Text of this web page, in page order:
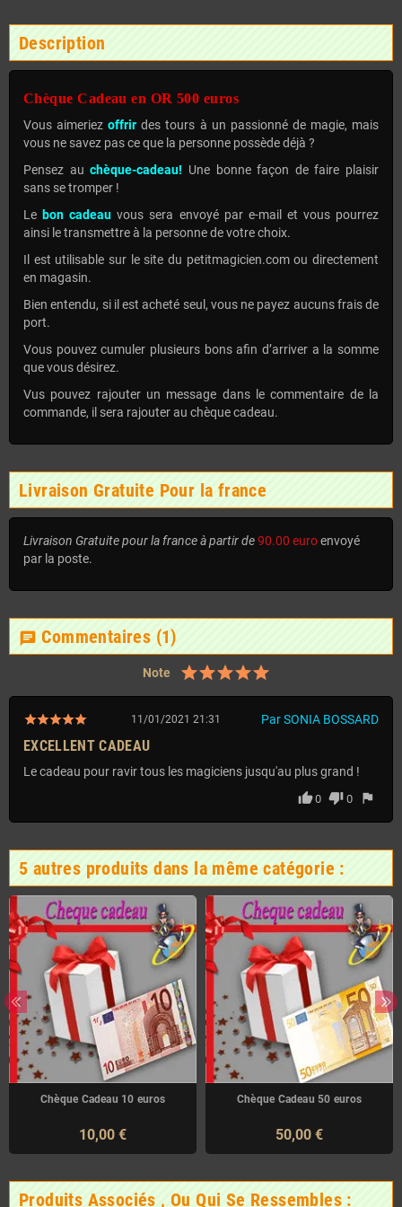
Description
Chèque Cadeau en OR 500 euros
Vous aimeriezoffrir des tours à un passionné de magie, mais
vous ne savez pas ce que la personne possède déjà ?
Pensez auchèque-cadeau! Une bonne façon de faire plaisir
sans se tromper !
Le bon cadeau vous sera envoyé par e-mail et vous pourrez
ainsi le transmettre à la personne de votre choix.
Il est utilisable sur le site du petitmagicien.com ou directement
en magasin.
Bien entendu, si il est acheté seul, vous ne payez aucuns frais de
port.
Vous pouvez cumuler plusieurs bons afin d’arriver a la somme
que vous désirez.
Vus pouvez rajouter un message dans le commentaire de la
commande, il sera rajouter au chèque cadeau.
Livraison Gratuite Pour la france
Livraison Gratuite pour la france à partir de90.00 euroenvoyé
par la poste.
chat Commentaires (1)
Note
11/01/2021 21:31 Par SONIA BOSSARD
EXCELLENT CADEAU
Le cadeau pour ravir tous les magiciens jusqu'au plus grand !
thumb_up0 thumb_down 0 flag
5 autres produits dans la même catégorie :
Chèque Cadeau 10 euros
10,00 €
Chèque Cadeau 50 euros
50,00 €
Produits Associés , Ou Qui Se Ressembles :